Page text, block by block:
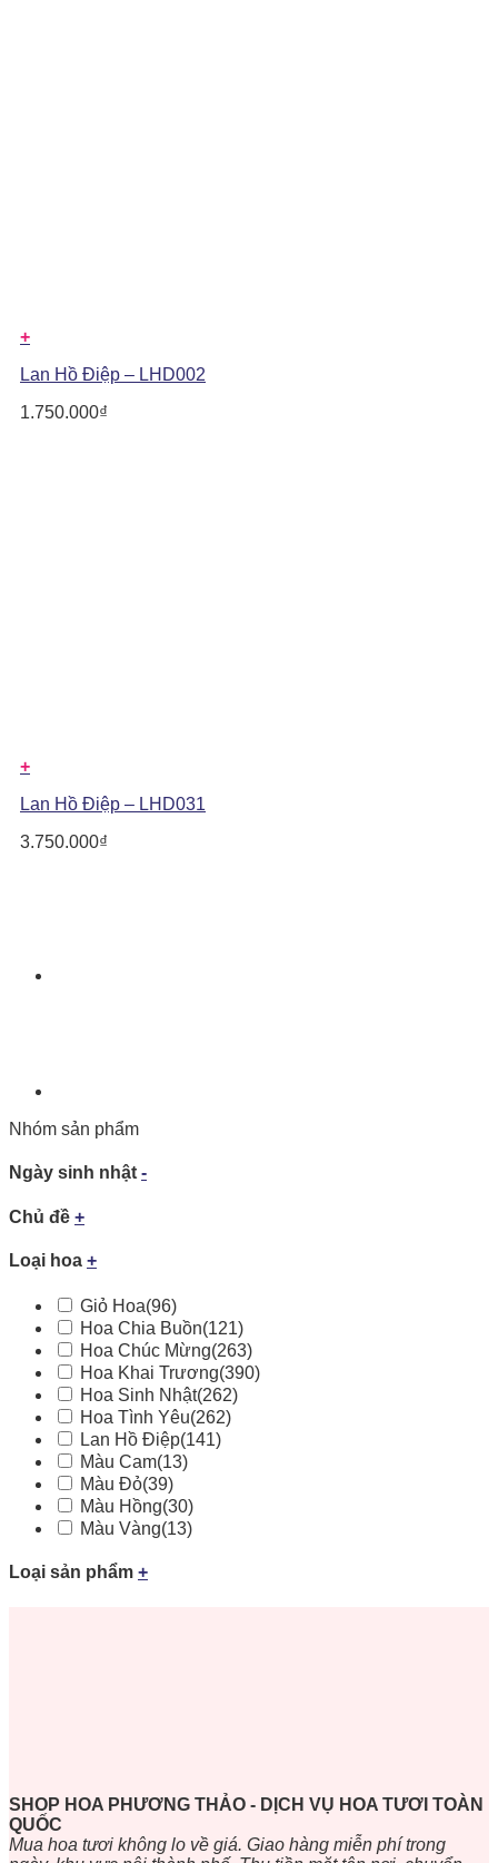
+
Lan Hồ Điệp – LHD002
1.750.000₫
+
Lan Hồ Điệp – LHD031
3.750.000₫
Nhóm sản phẩm
Ngày sinh nhật -
Chủ đề +
Loại hoa +
Giỏ Hoa(96)
Hoa Chia Buồn(121)
Hoa Chúc Mừng(263)
Hoa Khai Trương(390)
Hoa Sinh Nhật(262)
Hoa Tình Yêu(262)
Lan Hồ Điệp(141)
Màu Cam(13)
Màu Đỏ(39)
Màu Hồng(30)
Màu Vàng(13)
Loại sản phẩm +
SHOP HOA PHƯƠNG THẢO - DỊCH VỤ HOA TƯƠI TOÀN
QUỐC
Mua hoa tươi không lo về giá. Giao hàng miễn phí trong